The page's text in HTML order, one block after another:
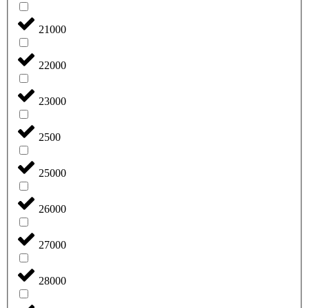
21000
22000
23000
2500
25000
26000
27000
28000